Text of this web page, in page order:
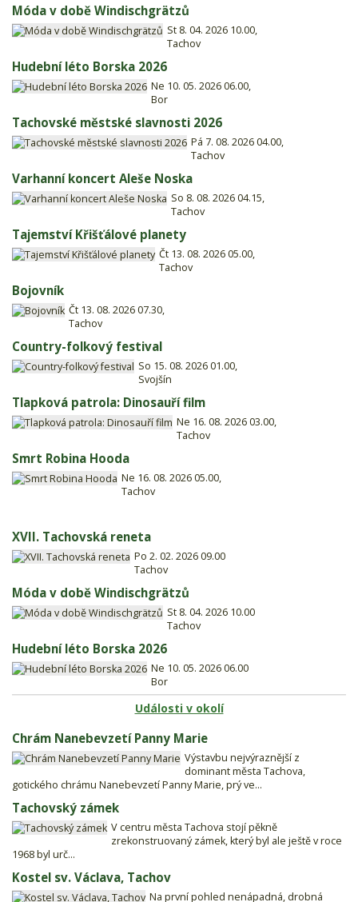
Móda v době Windischgrätzů
St 8. 04. 2026 10.00,
Tachov
Hudební léto Borska 2026
Ne 10. 05. 2026 06.00,
Bor
Tachovské městské slavnosti 2026
Pá 7. 08. 2026 04.00,
Tachov
Varhanní koncert Aleše Noska
So 8. 08. 2026 04.15,
Tachov
Tajemství Křišťálové planety
Čt 13. 08. 2026 05.00,
Tachov
Bojovník
Čt 13. 08. 2026 07.30,
Tachov
Country-folkový festival
So 15. 08. 2026 01.00,
Svojšín
Tlapková patrola: Dinosauří film
Ne 16. 08. 2026 03.00,
Tachov
Smrt Robina Hooda
Ne 16. 08. 2026 05.00,
Tachov
XVII. Tachovská reneta
Po 2. 02. 2026 09.00
Tachov
Móda v době Windischgrätzů
St 8. 04. 2026 10.00
Tachov
Hudební léto Borska 2026
Ne 10. 05. 2026 06.00
Bor
Události v okolí
Chrám Nanebevzetí Panny Marie
Výstavbu nejvýraznější z
dominant města Tachova,
gotického chrámu Nanebevzetí Panny Marie, prý ve...
Tachovský zámek
V centru města Tachova stojí pěkně
zrekonstruovaný zámek, který byl ale ještě v roce
1968 byl urč...
Kostel sv. Václava, Tachov
Na první pohled nenápadná, drobná